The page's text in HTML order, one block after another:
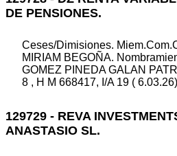
DE PENSIONES.
Ceses/Dimisiones.
MIRIAM BEGOÑA.
GOMEZ PINEDA GALAN
8 , H M 668417, I/A 19 (
129729 - REVA
ANASTASIO SL.